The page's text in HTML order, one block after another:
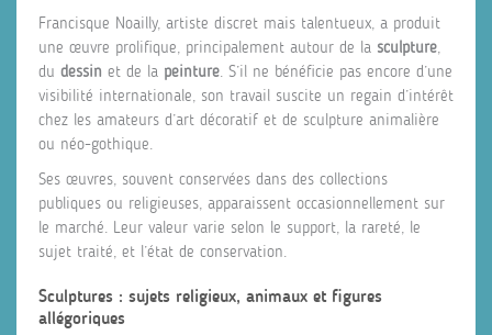
Francisque Noailly, artiste discret mais talentueux, a produit
une œuvre prolifique, principalement autour de la sculpture,
du dessin et de la peinture. S’il ne bénéficie pas encore d’une
visibilité internationale, son travail suscite un regain d’intérêt
chez les amateurs d’art décoratif et de sculpture animalière
ou néo-gothique.
Ses œuvres, souvent conservées dans des collections
publiques ou religieuses, apparaissent occasionnellement sur
le marché. Leur valeur varie selon le support, la rareté, le
sujet traité, et l’état de conservation.
Sculptures : sujets religieux, animaux et figures
allégoriques